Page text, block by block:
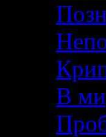
В